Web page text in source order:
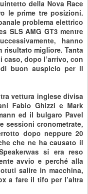
della Nova Race
le prime tre posizioni.
problema elettrico
SLS AMG GT3 mentre
hanno
risultato migliore. Tanta
dopo l’arrivo, con
buon auspicio per il
vettura inglese divisa
Fabio Ghizzi e Mark
ed il bulgaro Pavel
sessioni cronometrate,
dopo neppure 20
che ne ha causato il
si era reso
avvio e perché alla
salire in macchina,
a fare il tifo per l’altra